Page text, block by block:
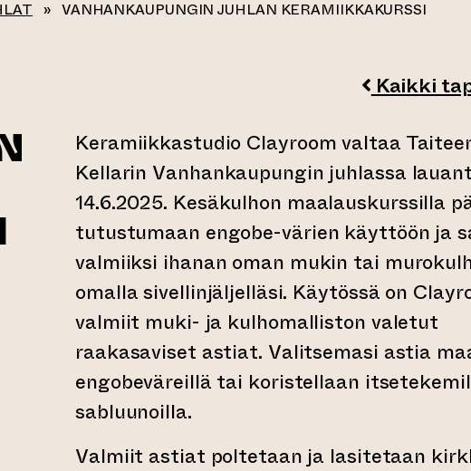
» VANHANKAUPUNGIN JUHLAN KERAMIIKKAKURSSI
Kaikki
Keramiikkastudio Clayroom valtaa
Kellarin Vanhankaupungin juhlassa
14.6.2025. Kesäkulhon maalauskurssilla
tutustumaan engobe-värien käyttöön ja
valmiiksi ihanan oman mukin tai
omalla sivellinjäljelläsi. Käytössä on
valmiit muki- ja kulhomalliston valetut
raakasaviset astiat. Valitsemasi astia
engobeväreillä tai koristellaan
sabluunoilla.
Valmiit astiat poltetaan ja lasitetaan